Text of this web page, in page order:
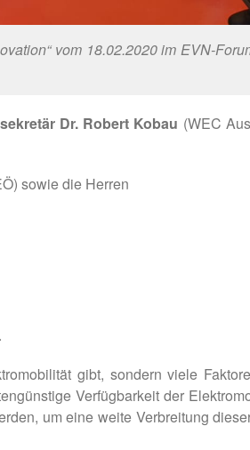
vom 18.02.2020 im EVN-
Dr. Robert Kobau (WEC
sowie die Herren
gibt, sondern viele
Verfügbarkeit der
um eine weite Verbreitung